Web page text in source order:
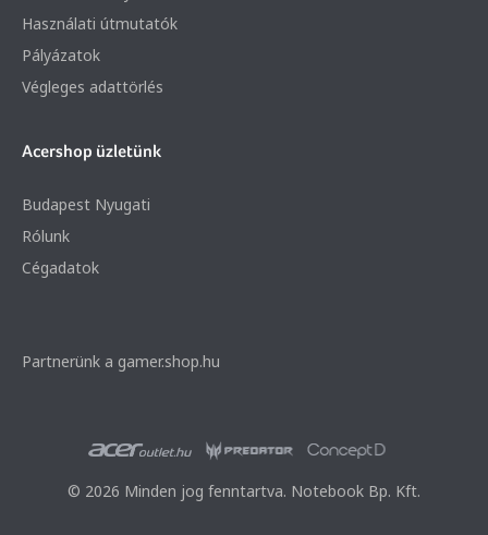
Használati útmutatók
Pályázatok
Végleges adattörlés
Acershop üzletünk
Budapest Nyugati
Rólunk
Cégadatok
Partnerünk a gamer.shop.hu
© 2026 Minden jog fenntartva. Notebook Bp. Kft.